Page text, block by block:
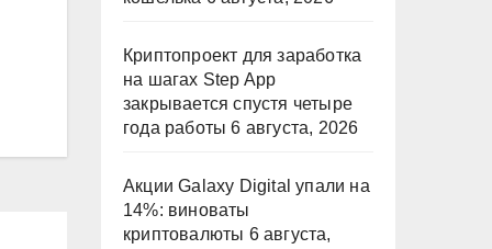
Криптопроект для заработка
на шагах Step App
закрывается спустя четыре
года работы 6 августа, 2026
Акции Galaxy Digital упали на
14%: виноваты
криптовалюты 6 августа,